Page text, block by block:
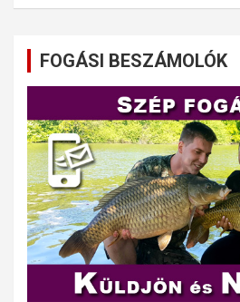
FOGÁSI BESZÁMOLÓK